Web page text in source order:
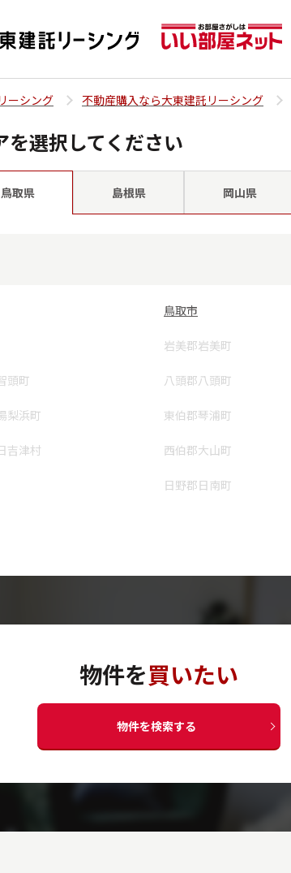
ーシング 不動産購入なら大東建託リーシング
を選択してください
鳥取県 島根県 岡山県
鳥取市
岩美郡岩美町
頭町 八頭郡八頭町
梨浜町 東伯郡琴浦町
吉津村 西伯郡大山町
日野郡日南町
物件を買いたい
物件を検索する